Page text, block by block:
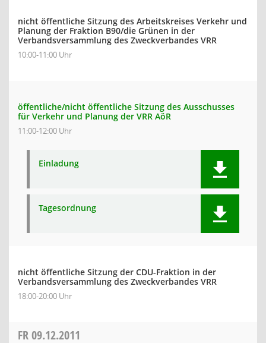
nicht öffentliche Sitzung des Arbeitskreises Verkehr und
Planung der Fraktion B90/die Grünen in der
Verbandsversammlung des Zweckverbandes VRR
10:00-11:00 Uhr
öffentliche/nicht öffentliche Sitzung des Ausschusses
für Verkehr und Planung der VRR AöR
11:00-12:00 Uhr
Einladung
Tagesordnung
nicht öffentliche Sitzung der CDU-Fraktion in der
Verbandsversammlung des Zweckverbandes VRR
18:00-20:00 Uhr
FR09.12.2011